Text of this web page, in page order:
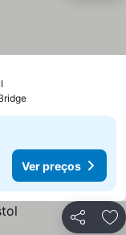
Ver preços
Ver preços
Partilhar